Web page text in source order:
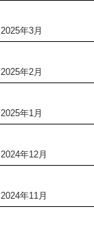
2025年3月
2025年2月
2025年1月
2024年12月
2024年11月